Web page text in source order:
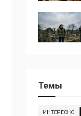
Темы
ИНТЕРЕСНО